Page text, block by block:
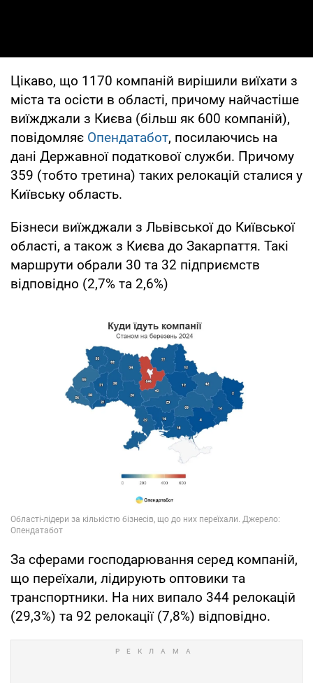
Цікаво, що 1170 компаній вирішили виїхати з
міста та осісти в області, причому найчастіше
виїжджали з Києва (більш як 600 компаній),
повідомляє Опендатабот, посилаючись на
дані Державної податкової служби. Причому
359 (тобто третина) таких релокацій сталися у
Київську область.
Бізнеси виїжджали з Львівської до Київської
області, а також з Києва до Закарпаття. Такі
маршрути обрали 30 та 32 підприємств
відповідно (2,7% та 2,6%)
За сферами господарювання серед компаній,
що переїхали, лідирують оптовики та
транспортники. На них випало 344 релокацій
(29,3%) та 92 релокації (7,8%) відповідно.